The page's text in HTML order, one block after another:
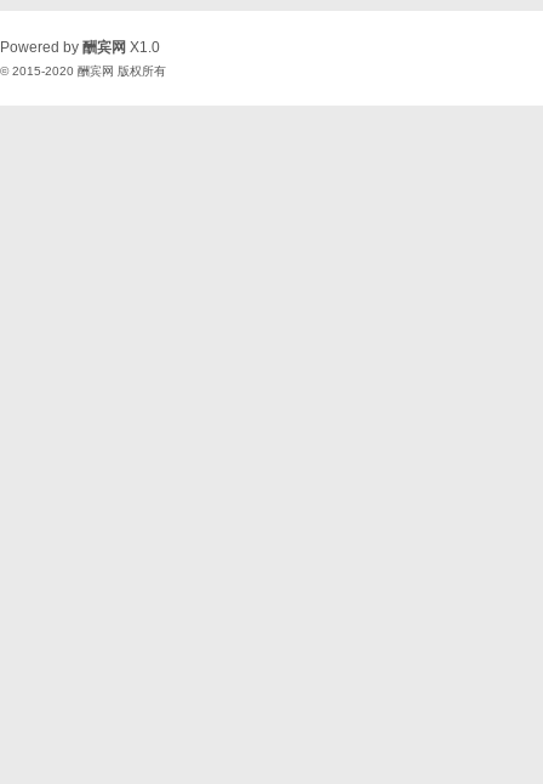
Powered by 酬宾网 X1.0
© 2015-2020 酬宾网 版权所有